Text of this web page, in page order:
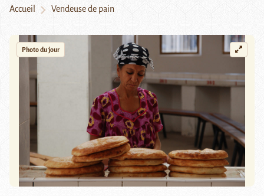
Accueil Vendeuse de pain
Photo du jour